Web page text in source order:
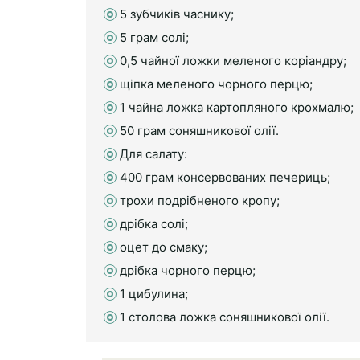
5 зубчиків часнику;
5 грам солі;
0,5 чайної ложки меленого коріандру;
щіпка меленого чорного перцю;
1 чайна ложка картопляного крохмалю;
50 грам соняшникової олії.
Для салату:
400 грам консервованих печериць;
трохи подрібненого кропу;
дрібка солі;
оцет до смаку;
дрібка чорного перцю;
1 цибулина;
1 столова ложка соняшникової олії.